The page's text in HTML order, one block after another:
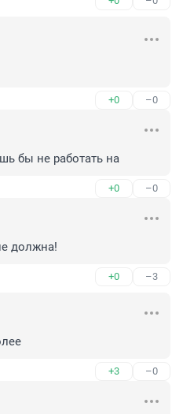
+0 –0
бы не работать на
+0 –0
должна!
+0 –3
+3 –0